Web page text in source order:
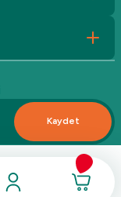
Kaydet